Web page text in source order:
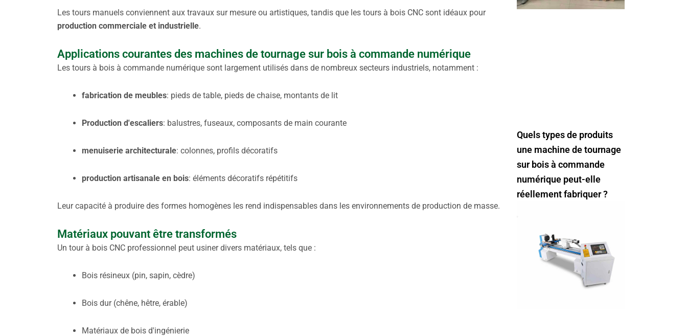
Les tours manuels conviennent aux travaux sur mesure ou artistiques, tandis que les tours à bois CNC sont idéaux pour
production commerciale et industrielle.
Applications courantes des machines de tournage sur bois à commande numérique
Les tours à bois à commande numérique sont largement utilisés dans de nombreux secteurs industriels, notamment :
fabrication de meubles: pieds de table, pieds de chaise, montants de lit
Production d'escaliers: balustres, fuseaux, composants de main courante
menuiserie architecturale: colonnes, profils décoratifs
production artisanale en bois: éléments décoratifs répétitifs
Leur capacité à produire des formes homogènes les rend indispensables dans les environnements de production de masse.
Matériaux pouvant être transformés
Un tour à bois CNC professionnel peut usiner divers matériaux, tels que :
Bois résineux (pin, sapin, cèdre)
Bois dur (chêne, hêtre, érable)
Matériaux de bois d'ingénierie
Quels types de produits
une machine de tournage
sur bois à commande
numérique peut-elle
réellement fabriquer ?